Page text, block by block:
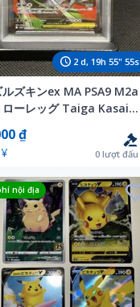
2 d, 19h55"53s
ルズキンex MA PSA9 M2a
ローレッグ Taiga Kasai
₫
0 lượt đấu
nội địa